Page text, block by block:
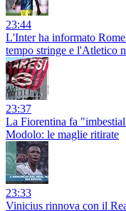
23:44
L'Inter ha informato
tempo stringe e l'Atletico
23:37
La Fiorentina fa
Modolo: le maglie ritirate
23:33
Vinicius rinnova con il